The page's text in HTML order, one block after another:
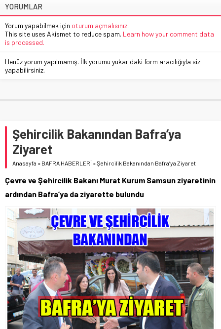
YORUMLAR
Yorum yapabilmek için oturum açmalısınız.
This site uses Akismet to reduce spam. Learn how your comment data
is processed.
Henüz yorum yapılmamış. İlk yorumu yukarıdaki form aracılığıyla siz
yapabilirsiniz.
Şehircilik Bakanından Bafra’ya
Ziyaret
Anasayfa » BAFRA HABERLERİ »Şehircilik Bakanından Bafra’ya Ziyaret
Çevre ve Şehircilik Bakanı Murat Kurum Samsun ziyaretinin
ardından Bafra’ya da ziyarette bulundu